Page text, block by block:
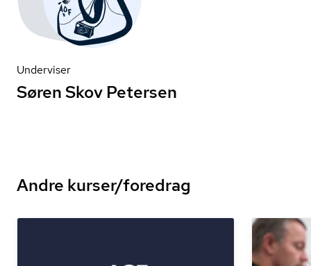
Underviser
Søren Skov Petersen
Andre kurser/foredrag